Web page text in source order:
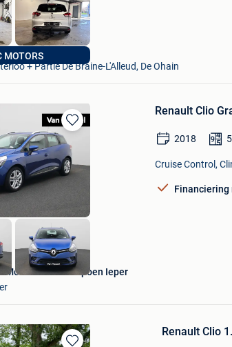
MOTORS
MOTORS
+ Partie De Braine-L'Alleud, De Ohain
Bewaren
in
Mijn
Favorieten
Renault Clio
2018
Cruise Control,
Mossel Devos-Capoen Ieper
Renault Clio